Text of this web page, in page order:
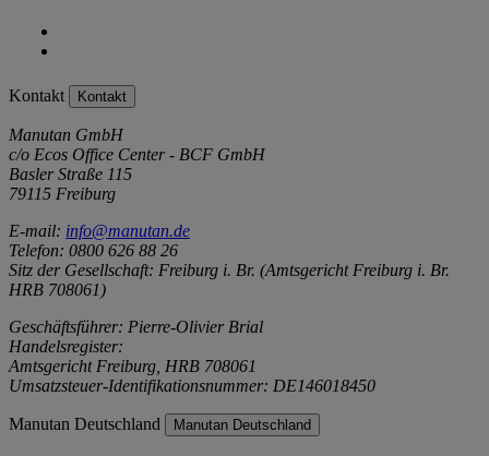
Kontakt Kontakt
Manutan GmbH
c/o Ecos Office Center - BCF GmbH
Basler Straße 115
79115 Freiburg
E-mail: info@manutan.de
Telefon: 0800 626 88 26
Sitz der Gesellschaft: Freiburg i. Br. (Amtsgericht Freiburg i. Br.
HRB 708061)
Geschäftsführer: Pierre-Olivier Brial
Handelsregister:
Amtsgericht Freiburg, HRB 708061
Umsatzsteuer-Identifikationsnummer: DE146018450
Manutan Deutschland Manutan Deutschland